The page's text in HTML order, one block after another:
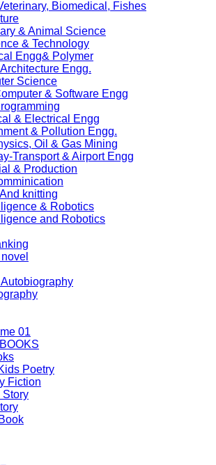
Biomedical, Fishes
& Animal Science
& Technology
Engg& Polymer
Engg.
Science
& Software Engg
& Electrical Engg
& Pollution Engg.
Oil & Gas Mining
Transport & Airport Engg
& Production
knitting
& Robotics
and Robotics
01
Poetry
Fiction
Story